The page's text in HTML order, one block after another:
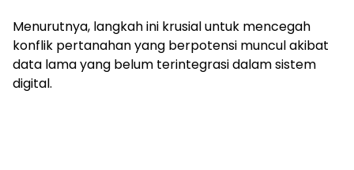
Menurutnya, langkah ini krusial untuk mencegah
konflik pertanahan yang berpotensi muncul akibat
data lama yang belum terintegrasi dalam sistem
digital.